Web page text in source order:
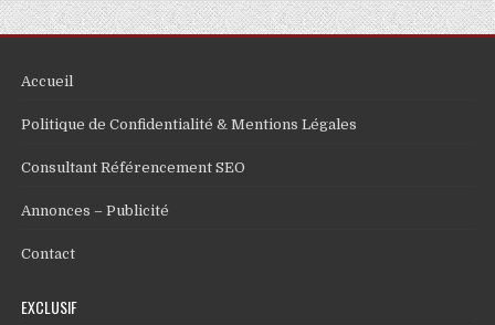
Accueil
Politique de Confidentialité & Mentions Légales
Consultant Référencement SEO
Annonces – Publicité
Contact
EXCLUSIF